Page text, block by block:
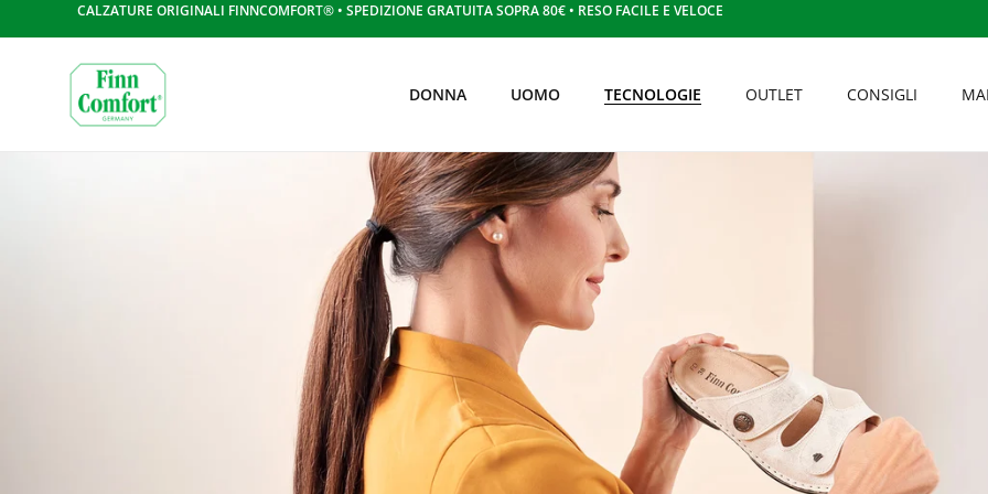
CALZATURE ORIGINALI FINNCOMFORT® • SPEDIZIONE GRATUITA SOPRA 80€ • RESO FACILE E VELOCE
DONNA UOMO TECNOLOGIE OUTLET CONSIGLI